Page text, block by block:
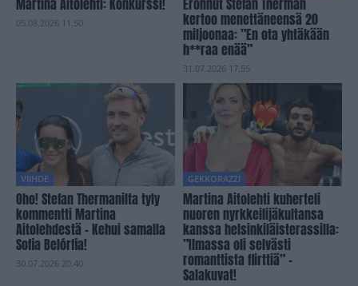
Martina Aitolehti: Konkurssi!
05.08.2026 11.50
Eronnut Stefan Therman
kertoo menettäneensä 20
miljoonaa: ”En ota yhtäkään
h**raa enää”
31.07.2026 17.55
VIIHDE
Oho! Stefan Thermanilta tyly
kommentti Martina
Aitolehdestä – Kehui samalla
Sofia Belórfia!
30.07.2026 20.40
GEKKORAZZI
Martina Aitolehti kuherteli
nuoren nyrkkeilijäkultansa
kanssa helsinkiläisterassilla:
”Ilmassa oli selvästi
romanttista flirttiä” –
Salakuvat!